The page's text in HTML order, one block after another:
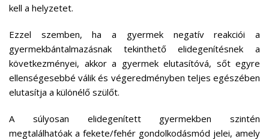
kell a helyzetet.
Ezzel szemben, ha a gyermek negatív reakciói a
gyermekbántalmazásnak tekinthető elidegenítésnek a
következményei, akkor a gyermek elutasítóvá, sőt egyre
ellenségesebbé válik és végeredményben teljes egészében
elutasítja a különélő szülőt.
A súlyosan elidegenített gyermekben szintén
megtalálhatóak a fekete/fehér gondolkodásmód jelei, amely